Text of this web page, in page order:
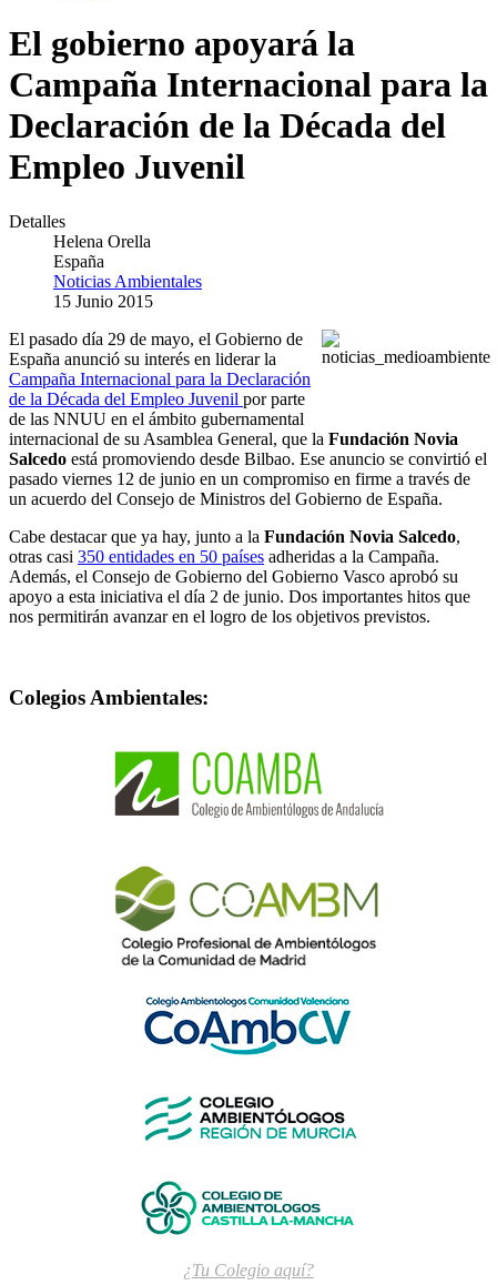
El gobierno apoyará la
Campaña Internacional para la
Declaración de la Década del
Empleo Juvenil
Detalles
Helena Orella
España
Noticias Ambientales
15 Junio 2015
El pasado día 29 de mayo, el Gobierno de
España anunció su interés en liderar la
Campaña Internacional para la Declaración
de la Década del Empleo Juvenil por parte
de las NNUU en el ámbito gubernamental
internacional de su Asamblea General, que la Fundación Novia
Salcedo está promoviendo desde Bilbao. Ese anuncio se convirtió el
pasado viernes 12 de junio en un compromiso en firme a través de
un acuerdo del Consejo de Ministros del Gobierno de España.
Cabe destacar que ya hay, junto a la Fundación Novia Salcedo,
otras casi 350 entidades en 50 países adheridas a la Campaña.
Además, el Consejo de Gobierno del Gobierno Vasco aprobó su
apoyo a esta iniciativa el día 2 de junio. Dos importantes hitos que
nos permitirán avanzar en el logro de los objetivos previstos.
Colegios Ambientales:
¿Tu Colegio aquí?